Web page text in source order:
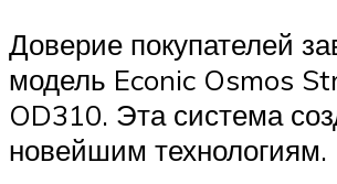
Доверие покупателей
модель Econic Osmos
OD310. Эта система
новейшим технологиям.